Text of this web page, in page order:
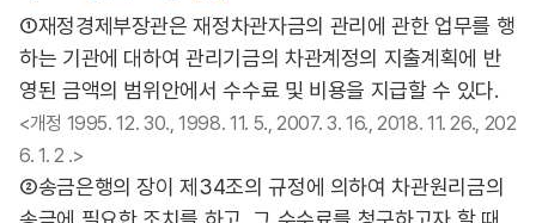
①재정경제부장관은 재정차관자금의 관리에 관한 업무를 행
하는 기관에 대하여 관리기금의 차관계정의 지출계획에 반
영된 금액의 범위안에서 수수료 및 비용을 지급할 수 있다.
<개정 1995. 12. 30., 1998. 11. 5., 2007. 3. 16., 2018. 11. 26., 202
6. 1. 2 .>
②송금은행의 장이 제34조의 규정에 의하여 차관원리금의